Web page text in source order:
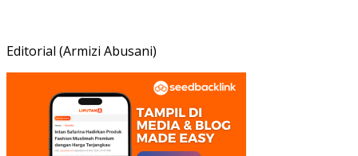
Editorial (Armizi Abusani)